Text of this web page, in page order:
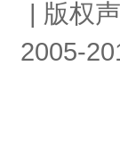
| 版权
2005-